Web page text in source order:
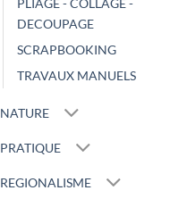
DECOUPAGE
SCRAPBOOKING
TRAVAUX MANUELS
NATURE
PRATIQUE
REGIONALISME